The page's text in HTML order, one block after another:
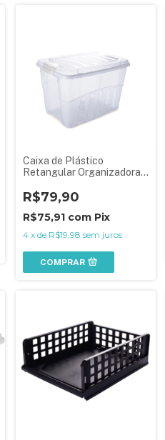
Caixa de Plástico
Retangular Organizadora
Laterais Gran Box
R$79,90
R$75,91 com Pix
4 x de R$19,98 sem juros
COMPRAR